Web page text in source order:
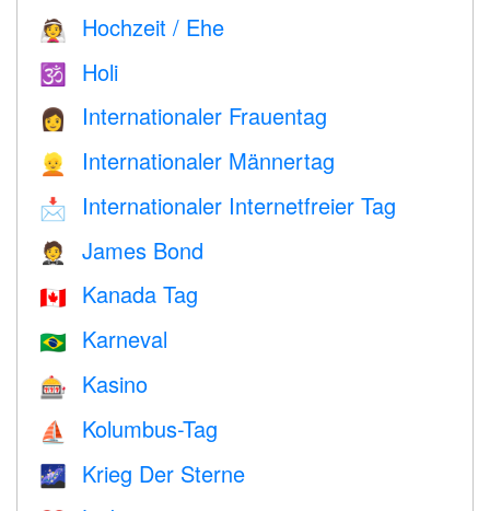
👰 Hochzeit / Ehe
🕉 Holi
👩 Internationaler Frauentag
👱 Internationaler Männertag
📩 Internationaler Internetfreier Tag
🤵 James Bond
🇨🇦 Kanada Tag
🇧🇷 Karneval
🎰 Kasino
⛵️ Kolumbus-Tag
🌌 Krieg Der Sterne